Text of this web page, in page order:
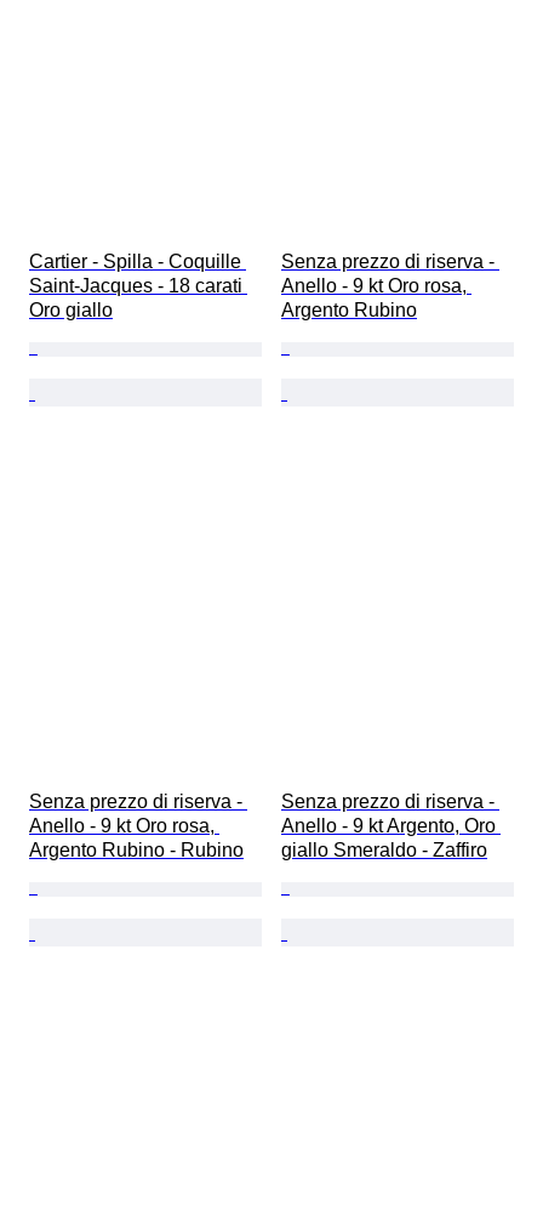
Cartier - Spilla - Coquille
Saint-Jacques - 18 carati
Oro giallo
Senza prezzo di riserva -
Anello - 9 kt Oro rosa,
Argento Rubino
Senza prezzo di riserva -
Anello - 9 kt Oro rosa,
Argento Rubino - Rubino
Senza prezzo di riserva -
Anello - 9 kt Argento, Oro
giallo Smeraldo - Zaffiro